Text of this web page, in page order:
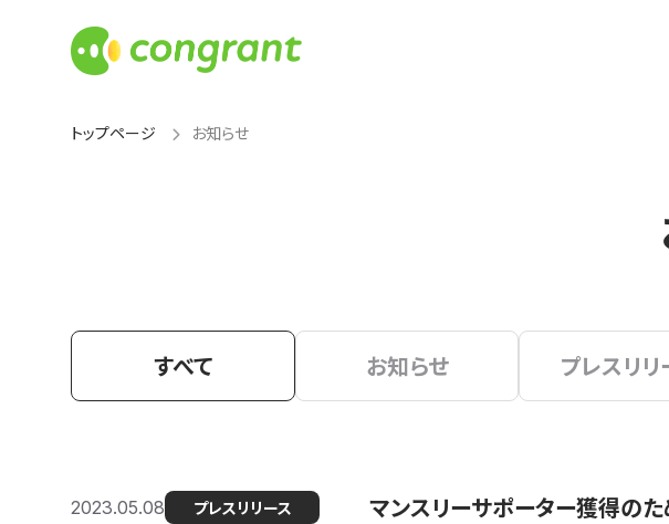
トップページ お知らせ
すべて お知らせ プレスリリ
2023.05.08 プレスリリース マンスリーサポーター獲得の